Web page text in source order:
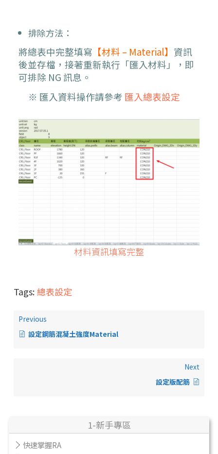
1-新手專區
快速掌握RA
排除方法：
將總表中完整填寫 【材料 – Material】 資訊
後並存檔，接著重新執行「匯入材料」，即
可排除 NG 訊息。
※ 匯入資料操作請參考 匯入總表設定
材料資訊填寫完整
Tags:總表設定
Previous
設定鋼筋混凝土強度Material
Next
設定版配筋